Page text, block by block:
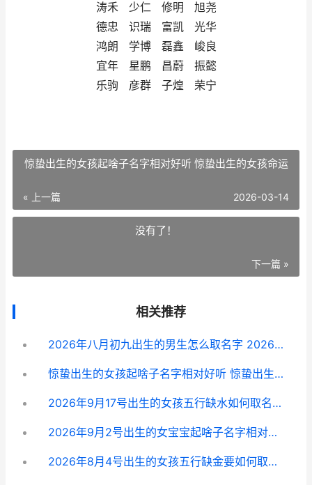
涛禾 少仁 修明 旭尧
德忠 识瑞 富凯 光华
鸿朗 学博 磊鑫 峻良
宜年 星鹏 昌蔚 振懿
乐驹 彦群 子煌 荣宁
惊蛰出生的女孩起啥子名字相对好听 惊蛰出生的女孩命运
« 上一篇 2026-03-14
没有了！
下一篇 »
相关推荐
2026年八月初九出生的男生怎么取名字 2026年农历8月初九是几号
惊蛰出生的女孩起啥子名字相对好听 惊蛰出生的女孩命运
2026年9月17号出生的女孩五行缺水如何取名字 2026年9月17日出生
2026年9月2号出生的女宝宝起啥子名字相对好 2026年9月2号出生的女孩命运如何
2026年8月4号出生的女孩五行缺金要如何取名字 2026年八月初四出生是什么命